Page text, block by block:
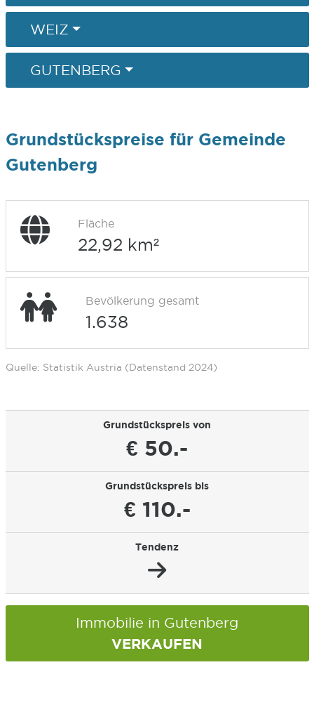
WEIZ
GUTENBERG
Grundstückspreise für Gemeinde
Gutenberg
Fläche
22,92 km²
Bevölkerung gesamt
1.638
Quelle: Statistik Austria (Datenstand 2024)
Grundstückspreis von
€ 50.-
Grundstückspreis bis
€ 110.-
Tendenz
Immobilie in Gutenberg
VERKAUFEN